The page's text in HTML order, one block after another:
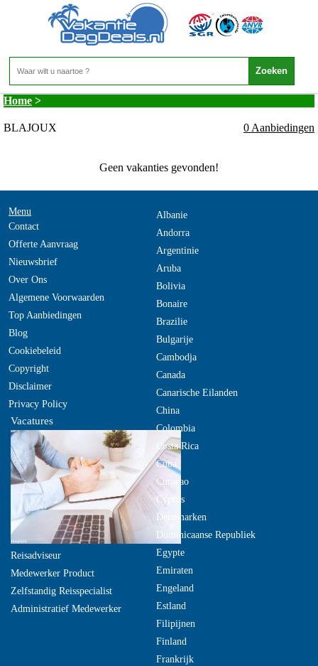
Frankrijk - PYRENEEEN - BLAJOUX
Home >
BLAJOUX 0 Aanbiedingen
Geen vakanties gevonden!
Menu
Contact
Offerte Aanvraag
Nieuwsbrief
Over Ons
Algemene Voorwaarden
Top Aanbiedingen
Blog
Cookiebeleid
Copyright
Disclaimer
Privacy Policy
Vacatures
Reisadviseur
Medewerker Product
Zelfstandig Reisspecialist
Administratief Medewerker
Albanie
Andorra
Argentinie
Aruba
Bolivia
Bonaire
Brazilie
Bulgarije
Cambodja
Canada
Canarische Eilanden
China
Colombia
Costa Rica
Cuba
Curacao
Cyprus
Denemarken
Dominicaanse Republiek
Egypte
Emiraten
Engeland
Estland
Filipijnen
Finland
Frankrijk